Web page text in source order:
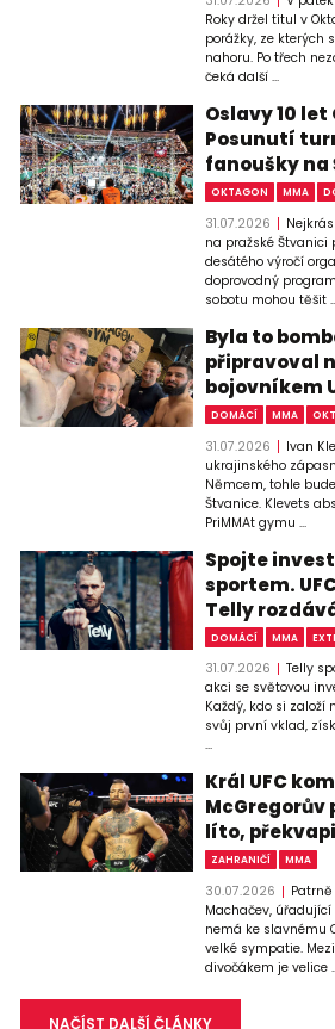
Roky držel titul v
porážky, ze kterých
nahoru. Po třech
čeká další ...
Oslavy 10
Posunutí
fanoušky na
OKTAGON MMA
31.07.2026
na pražské Štvanici
desátého výročí
doprovodný
sobotu mohou těšit
Byla to
připravoval
bojovníkem
DOMÁCÍ MMA
31.07.2026
Ivan
ukrajinského
Němcem, tohle
Štvanice. Klevets
PriMMAt gymu ...
Spojte
sportem.
Telly
DOMÁCÍ MMA
31.07.2026
Telly
akci se světovou
Každý, kdo si založí
svůj první vklad,
...
Král UFC
McGregorův
líto,
ZAHRANIČÍ MMA
30.07.2026
Machačev,
nemá ke slavnému
velké sympatie.
divočákem je velice
NAČÍST DALŠÍ ČLÁNKY